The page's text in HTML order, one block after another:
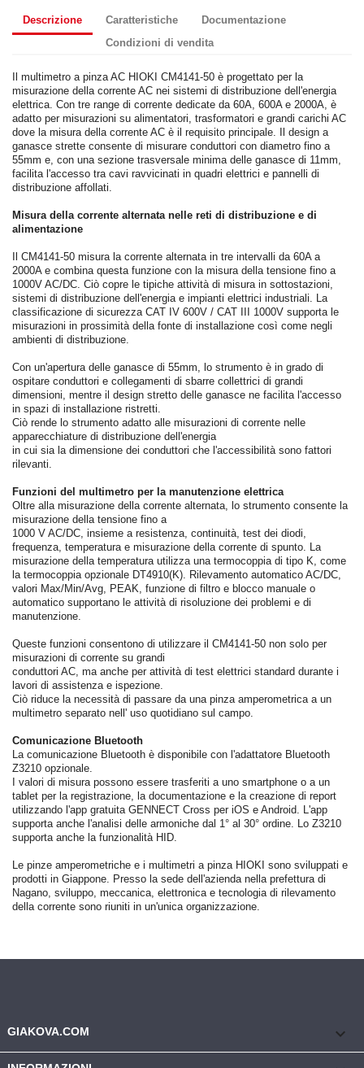
Descrizione Caratteristiche
Documentazione
Condizioni di vendita
Il multimetro a pinza AC HIOKI CM4141-50 è progettato per la
misurazione della corrente AC nei sistemi di distribuzione dell'energia
elettrica. Con tre range di corrente dedicate da 60A, 600A e 2000A, è
adatto per misurazioni su alimentatori, trasformatori e grandi carichi AC
dove la misura della corrente AC è il requisito principale. Il design a
ganasce strette consente di misurare conduttori con diametro fino a
55mm e, con una sezione trasversale minima delle ganasce di 11mm,
facilita l'accesso tra cavi ravvicinati in quadri elettrici e pannelli di
distribuzione affollati.
Misura della corrente alternata nelle reti di distribuzione e di
alimentazione
Il CM4141-50 misura la corrente alternata in tre intervalli da 60A a
2000A e combina questa funzione con la misura della tensione fino a
1000V AC/DC. Ciò copre le tipiche attività di misura in sottostazioni,
sistemi di distribuzione dell'energia e impianti elettrici industriali. La
classificazione di sicurezza CAT IV 600V / CAT III 1000V supporta le
misurazioni in prossimità della fonte di installazione così come negli
ambienti di distribuzione.
Con un'apertura delle ganasce di 55mm, lo strumento è in grado di
ospitare conduttori e collegamenti di sbarre collettrici di grandi
dimensioni, mentre il design stretto delle ganasce ne facilita l'accesso
in spazi di installazione ristretti.
Ciò rende lo strumento adatto alle misurazioni di corrente nelle
apparecchiature di distribuzione dell'energia
in cui sia la dimensione dei conduttori che l'accessibilità sono fattori
rilevanti.
Funzioni del multimetro per la manutenzione elettrica
Oltre alla misurazione della corrente alternata, lo strumento consente la
misurazione della tensione fino a
1000 V AC/DC, insieme a resistenza, continuità, test dei diodi,
frequenza, temperatura e misurazione della corrente di spunto. La
misurazione della temperatura utilizza una termocoppia di tipo K, come
la termocoppia opzionale DT4910(K). Rilevamento automatico AC/DC,
valori Max/Min/Avg, PEAK, funzione di filtro e blocco manuale o
automatico supportano le attività di risoluzione dei problemi e di
manutenzione.
Queste funzioni consentono di utilizzare il CM4141-50 non solo per
misurazioni di corrente su grandi
conduttori AC, ma anche per attività di test elettrici standard durante i
lavori di assistenza e ispezione.
Ciò riduce la necessità di passare da una pinza amperometrica a un
multimetro separato nell' uso quotidiano sul campo.
Comunicazione Bluetooth
La comunicazione Bluetooth è disponibile con l'adattatore Bluetooth
Z3210 opzionale.
I valori di misura possono essere trasferiti a uno smartphone o a un
tablet per la registrazione, la documentazione e la creazione di report
utilizzando l'app gratuita GENNECT Cross per iOS e Android. L'app
supporta anche l'analisi delle armoniche dal 1° al 30° ordine. Lo Z3210
supporta anche la funzionalità HID.
Le pinze amperometriche e i multimetri a pinza HIOKI sono sviluppati e
prodotti in Giappone. Presso la sede dell'azienda nella prefettura di
Nagano, sviluppo, meccanica, elettronica e tecnologia di rilevamento
della corrente sono riuniti in un'unica organizzazione.
GIAKOVA.COM keyboard_arrow_down